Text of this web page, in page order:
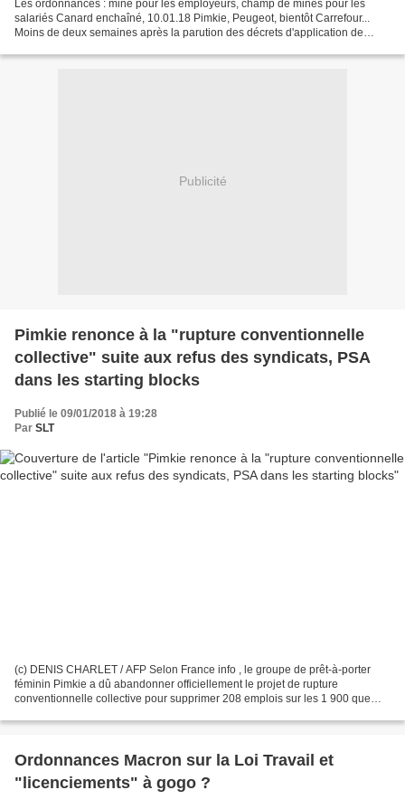
Les ordonnances : mine pour les employeurs, champ de mines pour les
salariés Canard enchaîné, 10.01.18 Pimkie, Peugeot, bientôt Carrefour...
Moins de deux semaines après la parution des décrets d'application de
Publicité
Pimkie renonce à la "rupture conventionnelle
collective" suite aux refus des syndicats, PSA
dans les starting blocks
Publié le 09/01/2018 à 19:28
Par SLT
(c) DENIS CHARLET / AFP Selon France info , le groupe de prêt-à-porter
féminin Pimkie a dû abandonner officiellement le projet de rupture
conventionnelle collective pour supprimer 208 emplois sur les 1 900 que
Ordonnances Macron sur la Loi Travail et
"licenciements" à gogo ?